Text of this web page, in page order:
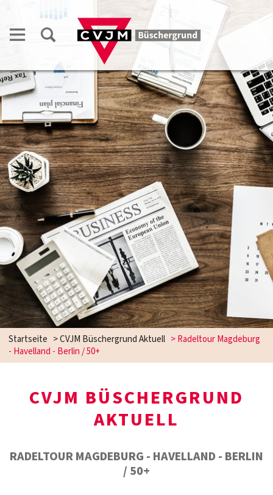
Startseite >CVJM Büschergrund Aktuell >Radeltour Magdeburg
- Havelland - Berlin / 50+
CVJM BÜSCHERGRUND
AKTUELL
RADELTOUR MAGDEBURG - HAVELLAND - BERLIN
/ 50+